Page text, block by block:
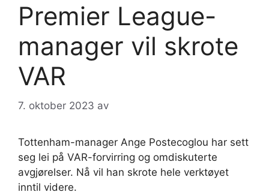
Premier League-
manager vil skrote
VAR
7. oktober 2023 av
Tottenham-manager Ange Postecoglou har sett
seg lei på VAR-forvirring og omdiskuterte
avgjørelser. Nå vil han skrote hele verktøyet
inntil videre.